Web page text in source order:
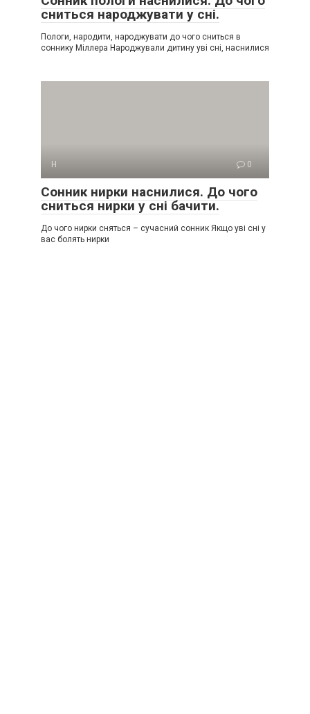
сниться народжувати у сні.
Пологи, народити, народжувати до чого сниться в
соннику Міллера Народжували дитину уві сні, наснилися
Н 0
Сонник нирки наснилися. До чого
сниться нирки у сні бачити.
До чого нирки сняться – сучасний сонник Якщо уві сні у
вас болять нирки